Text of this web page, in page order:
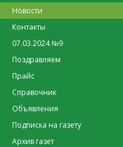
Новости
Контакты
07.03.2024 №9
Поздравляем
Прайс
Справочник
Объявления
Подписка на газету
Архив газет